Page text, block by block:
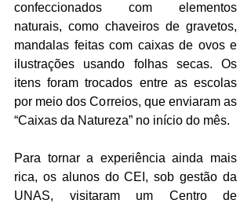
confeccionados com elementos
naturais, como chaveiros de gravetos,
mandalas feitas com caixas de ovos e
ilustrações usando folhas secas. Os
itens foram trocados entre as escolas
por meio dos Correios, que enviaram as
“Caixas da Natureza” no início do mês.
Para tornar a experiência ainda mais
rica, os alunos do CEI, sob gestão da
UNAS, visitaram um Centro de